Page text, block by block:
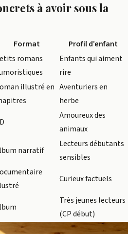
à avoir sous la
Format
Profil d’enfant
romans
Enfants qui aiment
rire
illustré en Aventuriers en
herbe
Amoureux des
animaux
narratif
Lecteurs débutants
sensibles
Curieux factuels
Très jeunes lecteurs
(CP début)